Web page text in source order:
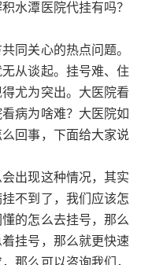
水潭医院代挂有吗？
同关心的热点问题。
从谈起。挂号难、住
尤为突出。大医院看
病为啥难？大医院如
回事，下面给大家说
出现这种情况，其实
不到了，我们应该怎
的怎么去挂号，那么
挂号，那么就更快速